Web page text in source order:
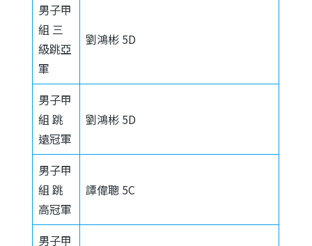
男子甲
組 三
級跳亞
軍
劉鴻彬 5D
男子甲
組 跳
遠冠軍
劉鴻彬 5D
男子甲
組 跳
高冠軍
譚偉聰 5C
男子甲